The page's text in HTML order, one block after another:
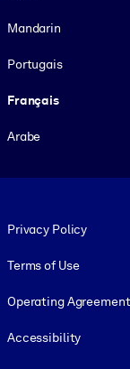
Mandarin
Portugais
Français
Arabe
Privacy Policy
Terms of Use
Operating Agreement
Accessibility